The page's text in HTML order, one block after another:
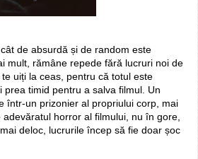
de absurdă și de random este
mult, rămâne repede fără lucruri noi de
uiți la ceas, pentru că totul este
timid pentru a salva filmul. Un
într-un prizonier al propriului corp, mai
horror al filmului, nu în gore,
deloc, lucrurile încep să fie doar șoc